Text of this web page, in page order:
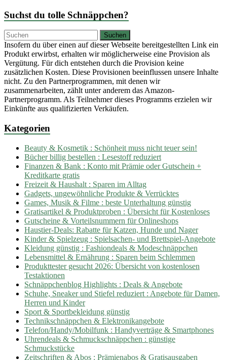
Suchst du tolle Schnäppchen?
Insofern du über einen auf dieser Webseite bereitgestellten Link ein
Produkt erwirbst, erhalten wir möglicherweise eine Provision als
Vergütung. Für dich entstehen durch die Provision keine
zusätzlichen Kosten. Diese Provisionen beeinflussen unsere Inhalte
nicht. Zu den Partnerprogrammen, mit denen wir
zusammenarbeiten, zählt unter anderem das Amazon-
Partnerprogramm. Als Teilnehmer dieses Programms erzielen wir
Einkünfte aus qualifizierten Verkäufen.
Kategorien
Beauty & Kosmetik : Schönheit muss nicht teuer sein!
Bücher billig bestellen : Lesestoff reduziert
Finanzen & Bank : Konto mit Prämie oder Gutschein +
Kreditkarte gratis
Freizeit & Haushalt : Sparen im Alltag
Gadgets, ungewöhnliche Produkte & Verrücktes
Games, Musik & Filme : beste Unterhaltung günstig
Gratisartikel & Produktproben : Übersicht für Kostenloses
Gutscheine & Vorteilsnummern für Onlineshops
Haustier-Deals: Rabatte für Katzen, Hunde und Nager
Kinder & Spielzeug : Spielsachen- und Brettspiel-Angebote
Kleidung günstig : Fashiondeals & Modeschnäppchen
Lebensmittel & Ernährung : Sparen beim Schlemmen
Produkttester gesucht 2026: Übersicht von kostenlosen
Testaktionen
Schnäppchenblog Highlights : Deals & Angebote
Schuhe, Sneaker und Stiefel reduziert : Angebote für Damen,
Herren und Kinder
Sport & Sportbekleidung günstig
Technikschnäppchen & Elektronikangebote
Telefon/Handy/Mobilfunk : Handyverträge & Smartphones
Uhrendeals & Schmuckschnäppchen : günstige
Schmuckstücke
Zeitschriften & Abos : Prämienabos & Gratisausgaben